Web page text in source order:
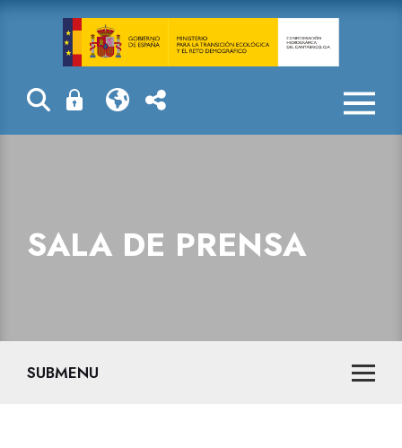
Sala de prensa
SALA DE PRENSA
SUBMENU